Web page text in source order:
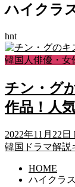
ハイクラ
hnt
韓国人俳優・女
チン・グ
作品！人
2022年11月22日
韓国ドラマ解説
HOME
ハイクラ